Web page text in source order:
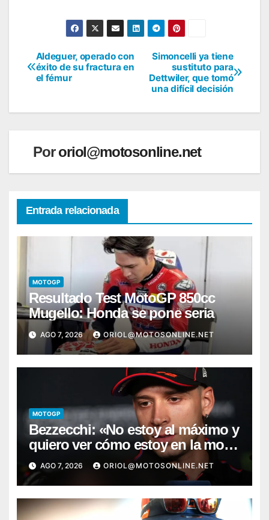
Navegación
de
entradas
Simoncelli ya tiene
sustituto para
Dettwiler, que tomó
una difícil decisión
Aldeguer, operado con
éxito de su fractura en
el fémur
Pororiol@motosonline.net
Entrada relacionada
MOTOGP
Resultado Test MotoGP 850cc
Mugello: Honda se pone seria
AGO 7, 2026 ORIOL@MOTOSONLINE.NET
MOTOGP
Bezzecchi: «No estoy al máximo y
quiero ver cómo estoy en la moto;
desde Aragón será una guerra»
AGO 7, 2026 ORIOL@MOTOSONLINE.NET